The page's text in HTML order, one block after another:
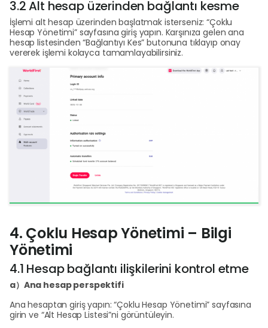
3.2 Alt hesap üzerinden bağlantı kesme
İşlemi alt hesap üzerinden başlatmak isterseniz: “Çoklu
Hesap Yönetimi” sayfasına giriş yapın. Karşınıza gelen ana
hesap listesinden “Bağlantıyı Kes” butonuna tıklayıp onay
vererek işlemi kolayca tamamlayabilirsiniz.
4. Çoklu Hesap Yönetimi – Bilgi
Yönetimi
4.1 Hesap bağlantı ilişkilerini kontrol etme
a）Ana hesap perspektifi
Ana hesaptan giriş yapın: “Çoklu Hesap Yönetimi” sayfasına
girin ve “Alt Hesap Listesi”ni görüntüleyin.